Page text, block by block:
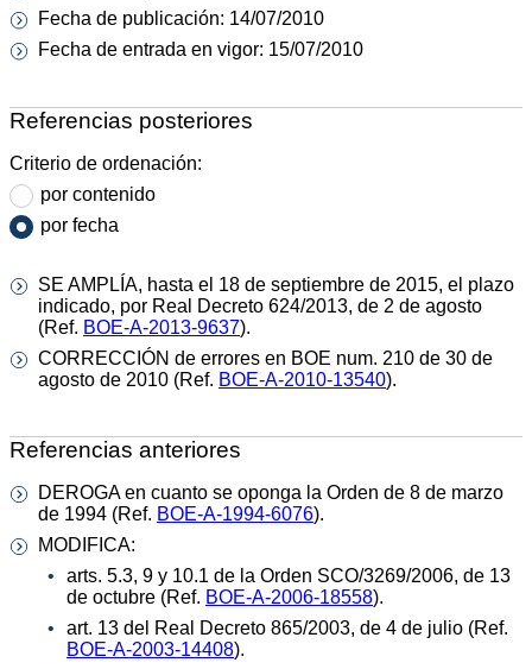
Fecha de publicación: 14/07/2010
Fecha de entrada en vigor: 15/07/2010
Referencias posteriores
Criterio de ordenación:
por contenido
por fecha
SE AMPLÍA, hasta el 18 de septiembre de 2015, el plazo
indicado, por Real Decreto 624/2013, de 2 de agosto
(Ref. BOE-A-2013-9637).
CORRECCIÓN de errores en BOE num. 210 de 30 de
agosto de 2010 (Ref. BOE-A-2010-13540).
Referencias anteriores
DEROGA en cuanto se oponga la Orden de 8 de marzo
de 1994 (Ref. BOE-A-1994-6076).
MODIFICA:
arts. 5.3, 9 y 10.1 de la Orden SCO/3269/2006, de 13
de octubre (Ref. BOE-A-2006-18558).
art. 13 del Real Decreto 865/2003, de 4 de julio (Ref.
BOE-A-2003-14408).